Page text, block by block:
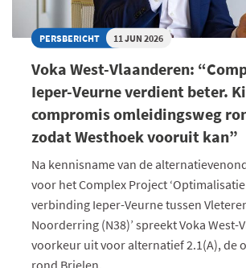
PERSBERICHT 11 JUN 2026
Voka West-Vlaanderen:
Ieper-Veurne verdient beter.
compromis omleidingsweg
zodat Westhoek vooruit kan”
Na kennisname van de
voor het Complex Project
verbinding Ieper-Veurne tussen
Noorderring (N38)’ spreekt Voka West-
voorkeur uit voor alternatief 2.1(A), de
rond Brielen.